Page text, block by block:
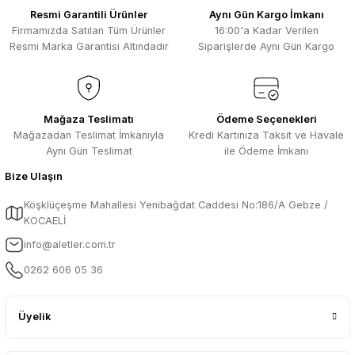
Kısa sürede geldi. Ürünler de iyi
sarılmıştı. Gayet iyi
Ali Salih Yıldız | 10/07/2026
Hızlı sipariş ve güvenli paketleme için
çok teşekkürler ediyorum
F... D... | 06/07/2026
Makine çok iyi herkese tavsiye
üzerinden 4 ürünnaldım ve hızlı ve
sorunsuz bir şekilde tarafıma ulaştı çok
teşekkürler ediyorum
Resmi Garantili Ürünler
Firmamızda Satılan Tüm Ürünler
Resmi Marka Garantisi Altındadır
Aynı Gün Kargo İmkanı
16:00'a Kadar Verilen
Siparişlerde Aynı Gün Kargo
Mağaza Teslimatı
Mağazadan Teslimat İmkanıyla
Aynı Gün Teslimat
Ödeme Seçenekleri
Kredi Kartınıza Taksit ve Havale
ile Ödeme İmkanı
Bize Ulaşın
Köşklüçeşme Mahallesi Yenibağdat Caddesi No:186/A Gebze /
KOCAELİ
info@aletler.com.tr
0262 606 05 36
Üyelik